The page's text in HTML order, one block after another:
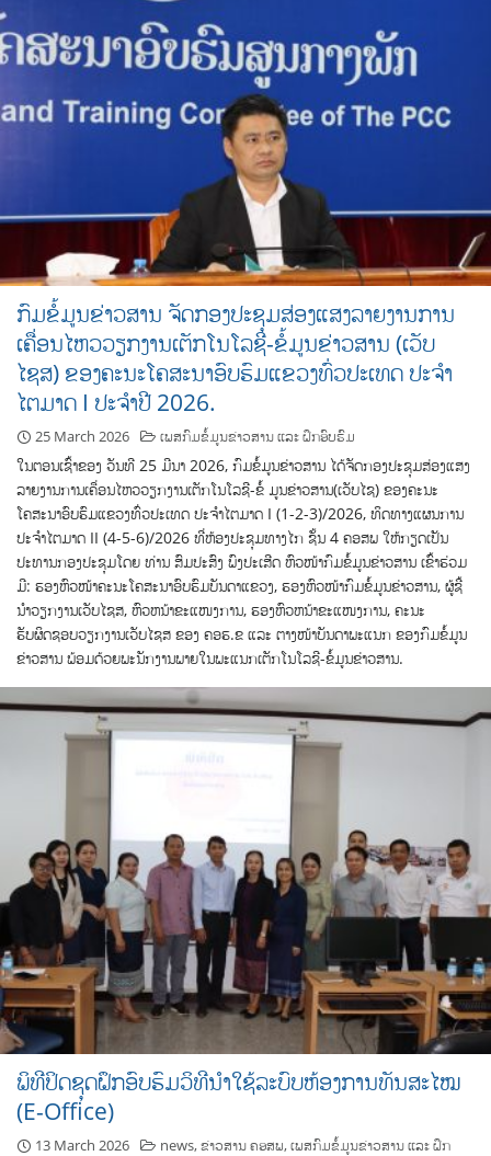
ກົມຂໍ້ມູນຂ່າວສານ ຈັດກອງປະຊຸມສ່ອງແສງລາຍງານການ
ເຄື່ອນໄຫວວຽກງານເຕັກໂນໂລຊີ-ຂໍ້ມູນຂ່າວສານ (ເວັບ
ໄຊສ) ຂອງຄະນະໂຄສະນາອົບຮົມແຂວງທົ່ວປະເທດ ປະຈຳ
ໄຕມາດ I ປະຈໍາປີ 2026.
25 March 2026 ເພສກົມຂໍ້ມູນຂ່າວສານ ແລະ ຝຶກອົບຮົມ
ໃນຕອນເຊົ້າຂອງ ວັນທີ 25 ມີນາ 2026, ກົມຂໍ້ມູນຂ່າວສານ ໄດ້ຈັດກອງປະຊຸມສ່ອງແສງ
ລາຍງານການເຄື່ອນໄຫວວຽກງານເຕັກໂນໂລຊີ-ຂໍ້ ມູນຂ່າວສານ(ເວັບໄຊ) ຂອງຄະນະ
ໂຄສະນາອົບຮົມແຂວງທົ່ວປະເທດ ປະຈຳໄຕມາດ I (1-2-3)/2026, ທິດທາງແຜນການ
ປະຈໍາໄຕມາດ II (4-5-6)/2026 ທີ່ຫ້ອງປະຊຸມທາງໄກ ຊັ້ນ 4 ຄອສພ ໃຫ້ກຽດເປັນ
ປະທານກອງປະຊຸມໂດຍ ທ່ານ ສົມປະສົງ ພົງປະເສີດ ຫົວໜ້າກົມຂໍ້ມູນຂ່າວສານ ເຂົ້າຮ່ວມ
ມີ: ຮອງຫົວໜ້າຄະນະໂຄສະນາອົບຮົມບັນດາແຂວງ, ຮອງຫົວໜ້າກົມຂໍ້ມູນຂ່າວສານ, ຜູ້ຊີ້
ນໍາວຽກງານເວັບໄຊສ, ຫົວຫນ້າຂະແໜງການ, ຮອງຫົວຫນ້າຂະແໜງການ, ຄະນະ
ຮັບຜິດຊອບວຽກງານເວັບໄຊສ ຂອງ ຄອຮ.ຂ ແລະ ຕາງໜ້າບັນດາພະແນກ ຂອງກົມຂໍ້ມູນ
ຂ່າວສານ ພ້ອມດ້ວຍພະນັກງານພາຍໃນພະແນກເຕັກໂນໂລຊີ-ຂໍ້ມູນຂ່າວສານ.
ພິທີປິດຊຸດຝຶກອົບຮົມວິທີນໍາໃຊ້ລະບົບຫ້ອງການທັນສະໄໝ
(E-Office)
13 March 2026 news,ຂ່າວສານ ຄອສພ,ເພສກົມຂໍ້ມູນຂ່າວສານ ແລະ ຝຶກ